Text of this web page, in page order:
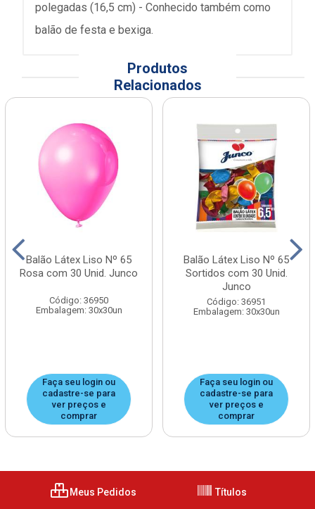
polegadas (16,5 cm) - Conhecido também como
balão de festa e bexiga.
Produtos
Relacionados
Balão Látex Liso Nº 65
Rosa com 30 Unid. Junco
Código: 36950
Embalagem: 30x30un
Faça seu login ou
cadastre-se para
ver preços e
comprar
Balão Látex Liso Nº 65
Sortidos com 30 Unid.
Junco
Código: 36951
Embalagem: 30x30un
Faça seu login ou
cadastre-se para
ver preços e
comprar
Meus Pedidos Títulos